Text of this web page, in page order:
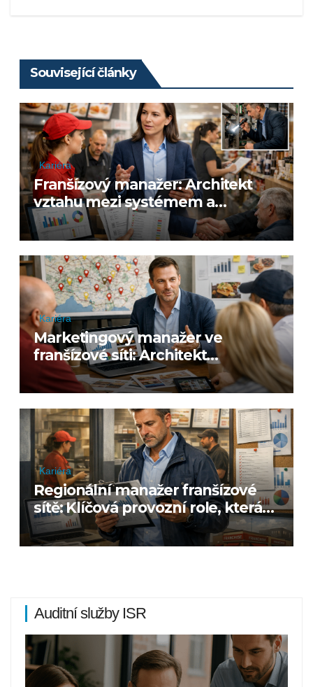
Související články
Kariéra
Franšízový manažer: Architekt
vztahu mezi systémem a
franšízantem
Kariéra
Marketingový manažer ve
franšízové síti: Architekt
marketingového systému
Kariéra
Regionální manažer franšízové
sítě: Klíčová provozní role, která
rozhoduje o stabilitě systému
Auditní služby ISR